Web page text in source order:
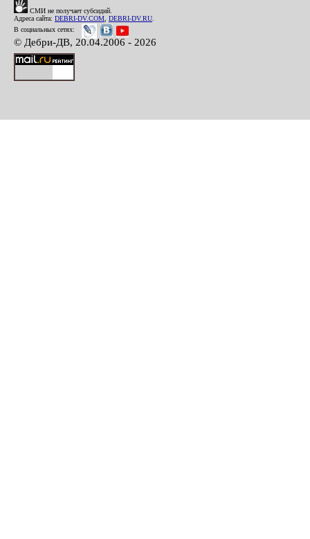
СМИ не получает субсидий.
Адреса сайта: DEBRI-DV.COM DEBRI-DV.RU
В социальных сетях:
© Дебри-ДВ, 20.04.2006 - 2026